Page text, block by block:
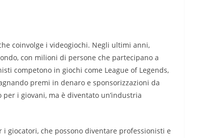
coinvolge i videogiochi. Negli ultimi anni,
con milioni di persone che partecipano a
competono in giochi come League of Legends,
premi in denaro e sponsorizzazioni da
i giovani, ma è diventato un’industria
giocatori, che possono diventare professionisti e